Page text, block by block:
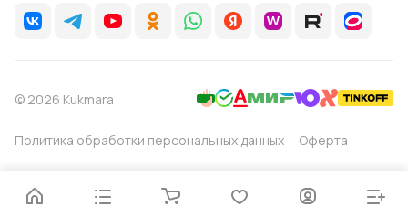
© 2026 Kukmara
Политика обработки персональных данных Оферта